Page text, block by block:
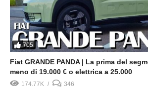
705
Fiat GRANDE PANDA | La prima del
meno di 19.000 € o elettrica a 25.000
174.77K 346